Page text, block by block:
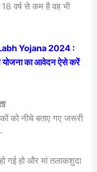
वर्ष से कम है वह भी
Yojana 2024 :
योजना का आवेदन ऐसे करें
को नीचे बताए गए जरूरी
गई हो और मां तलाकशुदा